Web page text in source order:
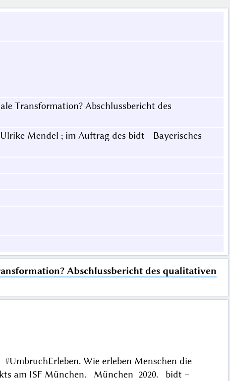
Transformation? Abschlussbericht des
Mendel ; im Auftrag des bidt - Bayerisches
Abschlussbericht des qualitativen
Wie erleben Menschen die
am ISF München. München 2020. bidt –